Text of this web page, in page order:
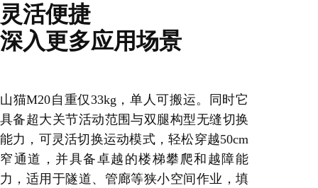
灵活便捷
深入更多应用场景
山猫M20自重仅33kg，单人可搬运。同时它
具备超大关节活动范围与双腿构型无缝切换
能力，可灵活切换运动模式，轻松穿越50cm
窄通道，并具备卓越的楼梯攀爬和越障能
力，适用于隧道、管廊等狭小空间作业，填